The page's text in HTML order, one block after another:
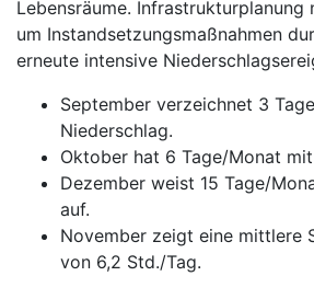
Lebensräume. Infrastrukturplanung
um Instandsetzungsmaßnahmen
erneute intensive
September verzeichnet 3
Niederschlag.
Oktober hat 6 Tage/Monat
Dezember weist 15 Tage/
auf.
November zeigt eine mittlere
von 6,2 Std./Tag.